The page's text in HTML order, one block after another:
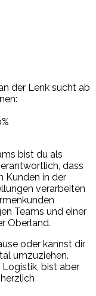
der Lenk sucht ab
bist du als
dass
Kunden in der
verarbeiten
Teams und einer
Oberland.
oder kannst dir
umzuziehen.
Logistik, bist aber